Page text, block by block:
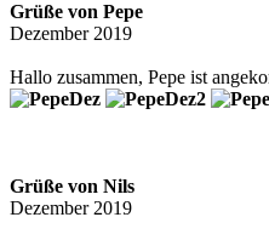
Grüße von Pepe
Dezember 2019
Hallo zusammen, Pepe ist
Grüße von Nils
Dezember 2019